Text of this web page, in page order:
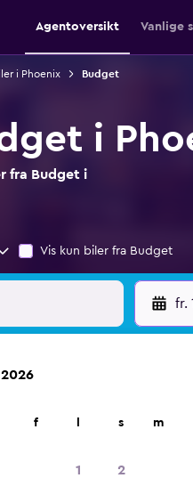
Agentoversikt Vanlige
i Phoenix Budget
i
fra Budget i
Vis kun biler fra Budget
fr.
f s
1 2
m